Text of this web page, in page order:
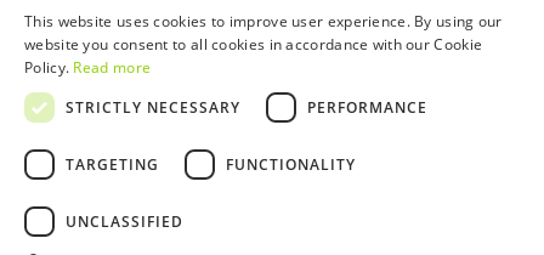
Noticias
Restaurantes
Tarjeta WOW
Grupos y eventos
Servicio educativo
Política de privacidad y cookies
Trabaja con nosotros
Libro de reclamaciones
ENGLISH
This website uses cookies to improve user experience. By using our
website you consent to all cookies in accordance with our Cookie
Policy. Read more
STRICTLY NECESSARY
PERFORMANCE
TARGETING FUNCTIONALITY
UNCLASSIFIED